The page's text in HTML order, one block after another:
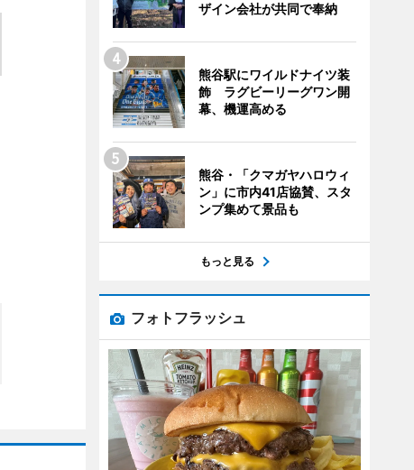
ザイン会社が共同で奉納
熊谷駅にワイルドナイツ装
飾 ラグビーリーグワン開
幕、機運高める
熊谷・「クマガヤハロウィ
ン」に市内41店協賛、スタ
ンプ集めて景品も
もっと見る
フォトフラッシュ